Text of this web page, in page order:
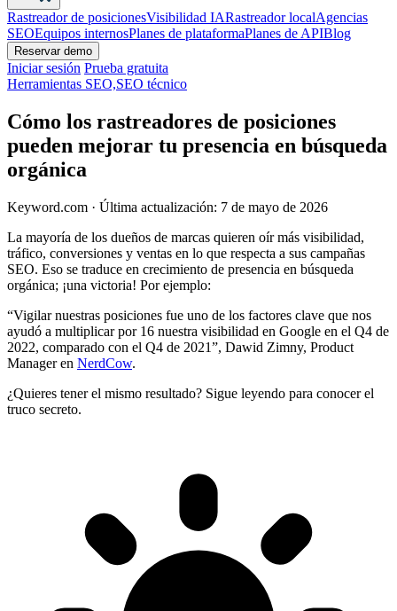
Rastreador de posicionesVisibilidad IARastreador localAgencias
SEOEquipos internosPlanes de plataformaPlanes de APIBlog
Reservar demo
Iniciar sesión Prueba gratuita
Herramientas SEO,SEO técnico
Cómo los rastreadores de posiciones
pueden mejorar tu presencia en búsqueda
orgánica
Keyword.com · Última actualización: 7 de mayo de 2026
La mayoría de los dueños de marcas quieren oír más visibilidad,
tráfico, conversiones y ventas en lo que respecta a sus campañas
SEO. Eso se traduce en crecimiento de presencia en búsqueda
orgánica; ¡una victoria! Por ejemplo:
“Vigilar nuestras posiciones fue uno de los factores clave que nos
ayudó a multiplicar por 16 nuestra visibilidad en Google en el Q4 de
2022, comparado con el Q4 de 2021”, Dawid Zimny, Product
Manager en NerdCow.
¿Quieres tener el mismo resultado? Sigue leyendo para conocer el
truco secreto.